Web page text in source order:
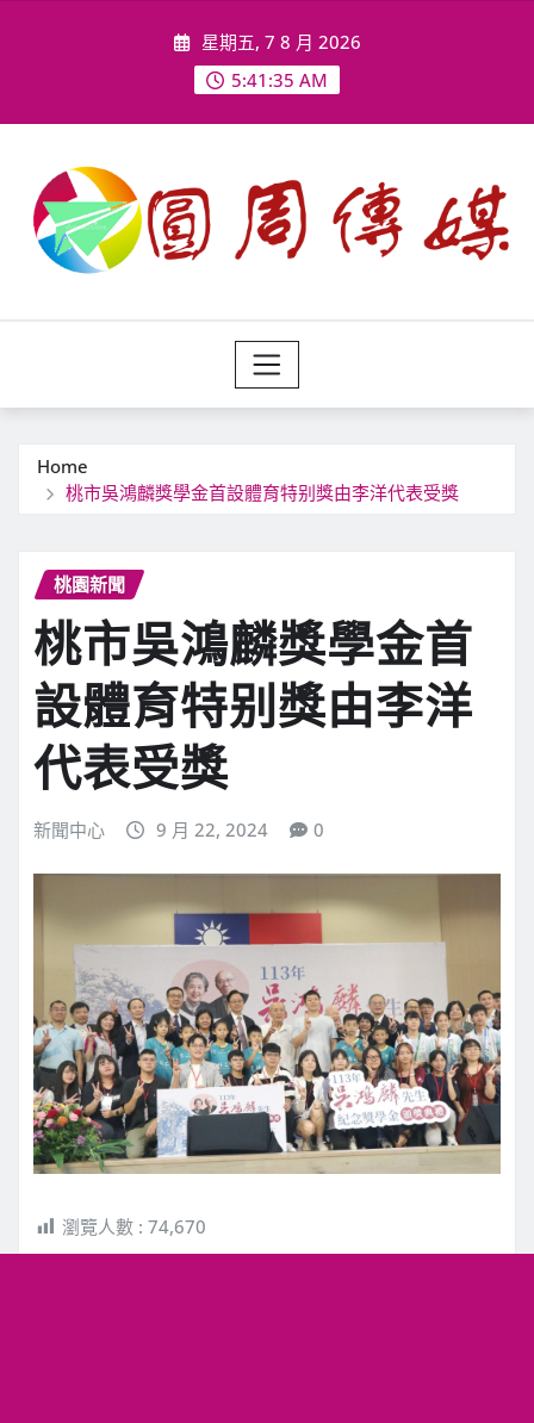
星期五, 7 8 月 2026
5:41:38 AM
Home
桃市吳鴻麟獎學金首設體育特别獎由李洋代表受獎
桃園新聞
桃市吳鴻麟獎學金首
設體育特别獎由李洋
代表受獎
新聞中心 9 月 22, 2024 0
瀏覽人數 : 74,670